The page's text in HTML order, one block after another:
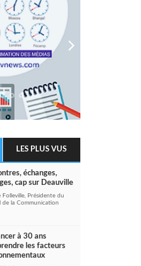
LES PLUS VUS
échanges,
cap sur Deauville
Folleville, Présidente du
de la Communication
à 30 ans
les facteurs